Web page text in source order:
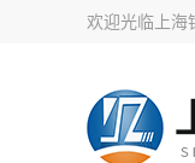
欢迎光临 上